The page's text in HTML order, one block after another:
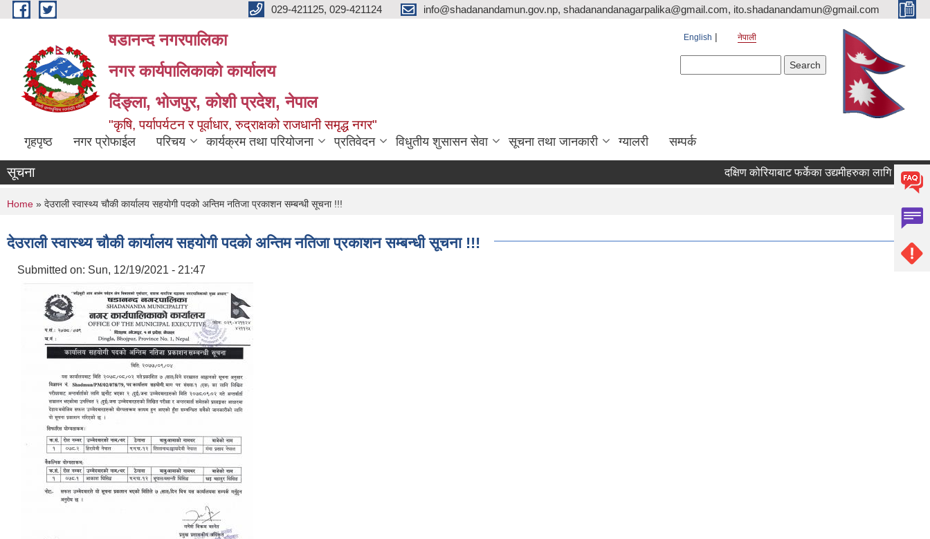
Skip to main content 029-421125, 029-421124 info@shadanandamun.gov.np, shadanandanagarpalika@gmail.com, ito.shadanandamun@gmail.com
षडानन्द नगरपालिका
नगर कार्यपालिकाको कार्यालय
दिंङ्ला, भोजपुर, कोशी प्रदेश, नेपाल
"कृषि, पर्यापर्यटन र पूर्वाधार, रुद्राक्षको राजधानी समृद्ध नगर"
English नेपाली
गृहपृष्ठ नगर प्रोफाईल परिचय कार्यक्रम तथा परियोजना प्रतिवेदन विधुतीय शुसासन सेवा सूचना तथा जानकारी ग्यालरी सम्पर्क
सूचना दक्षिण कोरियाबाट फर्केका उद्यमीहरुका लागि "RIN
You are here
Home » देउराली स्वास्थ्य चौकी कार्यालय सहयोगी पदको अन्तिम नतिजा प्रकाशन सम्बन्धी सूचना !!!
देउराली स्वास्थ्य चौकी कार्यालय सहयोगी पदको अन्तिम नतिजा प्रकाशन सम्बन्धी सूचना !!!
Submitted on: Sun, 12/19/2021 - 21:47